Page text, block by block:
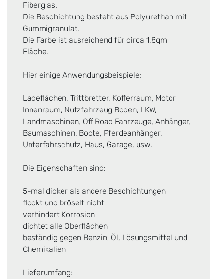
Fiberglas.
Die Beschichtung besteht aus Polyurethan mit
Gummigranulat.
Die Farbe ist ausreichend für circa 1,8qm
Fläche.
Hier einige Anwendungsbeispiele:
Ladeflächen, Trittbretter, Kofferraum, Motor
Innenraum, Nutzfahrzeug Boden, LKW,
Landmaschinen, Off Road Fahrzeuge, Anhänger,
Baumaschinen, Boote, Pferdeanhänger,
Unterfahrschutz, Haus, Garage, usw.
Die Eigenschaften sind:
5-mal dicker als andere Beschichtungen
flockt und bröselt nicht
verhindert Korrosion
dichtet alle Oberflächen
beständig gegen Benzin, Öl, Lösungsmittel und
Chemikalien
Lieferumfang: